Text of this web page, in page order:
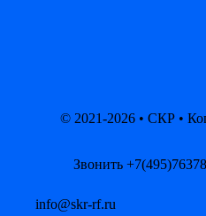
© 2021-2026 • СКР •
Звонить
info@skr-rf.ru